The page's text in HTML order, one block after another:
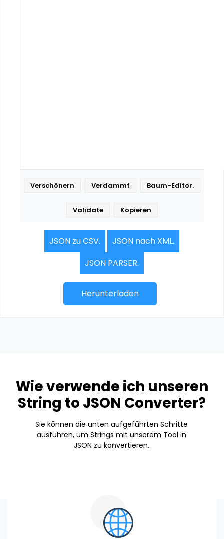
JSON zu CSV.
JSON nach XML.
JSON PARSER.
Herunterladen
Wie verwende ich unseren
String to JSON Converter?
Sie können die unten aufgeführten Schritte
ausführen, um Strings mit unserem Tool in
JSON zu konvertieren.